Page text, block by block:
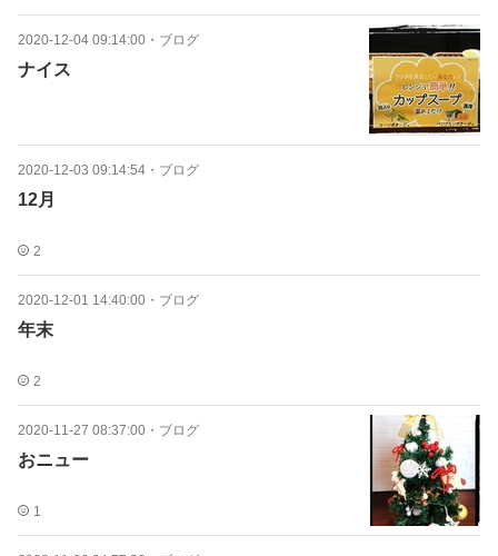
2020-12-04 09:14:00 ・ ブログ
ナイス
2020-12-03 09:14:54 ・ ブログ
12月
2
2020-12-01 14:40:00 ・ ブログ
年末
2
2020-11-27 08:37:00 ・ ブログ
おニュー
1